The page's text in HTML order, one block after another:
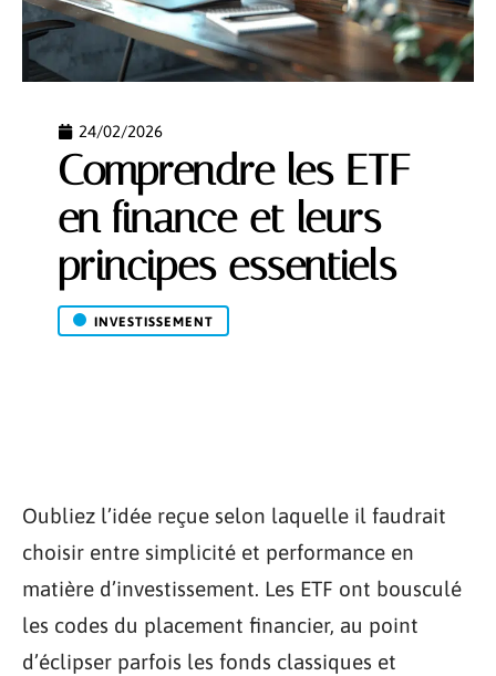
24/02/2026
Comprendre les ETF
en finance et leurs
principes essentiels
INVESTISSEMENT
Oubliez l’idée reçue selon laquelle il faudrait
choisir entre simplicité et performance en
matière d’investissement. Les ETF ont bousculé
les codes du placement financier, au point
d’éclipser parfois les fonds classiques et